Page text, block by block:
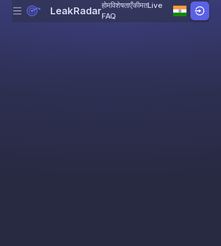
Skip to content
Menu LeakRadarहोमविशेषताएँकीमतLive
FAQ